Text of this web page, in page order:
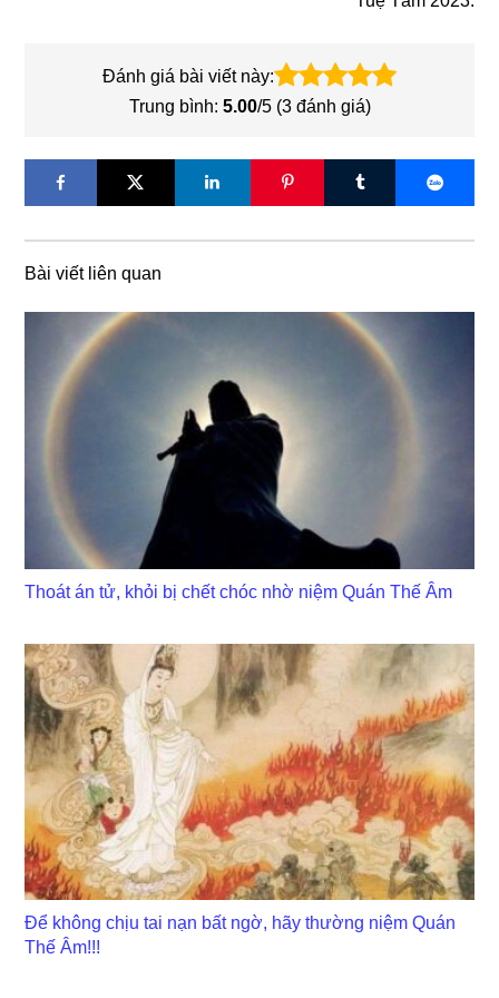
Đánh giá bài viết này:
Trung bình: 5.00/5 (3đánh giá)
Bài viết liên quan
Thoát án tử, khỏi bị chết chóc nhờ niệm Quán Thế Âm
Để không chịu tai nạn bất ngờ, hãy thường niệm Quán
Thế Âm!!!